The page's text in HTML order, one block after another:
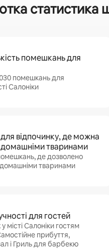
статистика
помешкань для
помешкань для
Салоніки
відпочинку, де можна
домашніми тваринами
де дозволено
тваринами
для гостей
місті Салоніки гостям
прибуття,
і Гриль для барбекю